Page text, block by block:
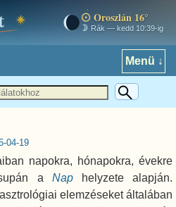
Oroszlán 16°
Rák — kedd 10:39-ig
Menü ↓
04-19
napokra, hónapokra, évekre
a Naphelyzete alapján.
elemzéseket általában